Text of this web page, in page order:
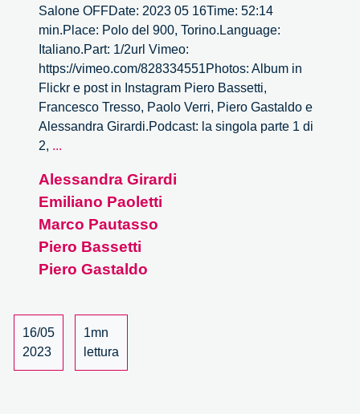
Salone OFFDate: 2023 05 16Time: 52:14
min.Place: Polo del 900, Torino.Language:
Italiano.Part: 1/2url Vimeo:
https://vimeo.com/828334551Photos: Album in
Flickr e post in Instagram Piero Bassetti,
Francesco Tresso, Paolo Verri, Piero Gastaldo e
Alessandra Girardi.Podcast: la singola parte 1 di
2, ...
specchio
di
Alice
al
1/2
Alessandra Girardi
Emiliano Paoletti
Marco Pautasso
Piero Bassetti
Piero Gastaldo
16/05
2023
1mn
lettura